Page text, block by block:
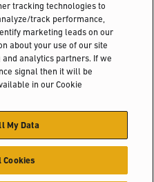
งานที่ชาญฉ...
ะยกสูง
ลม
Inc., all rights reserved.
การใช้งานที่ยอมรับได้
tracking technologies to
track performance,
marketing leads on our
about your use of our site
analytics partners. If we
signal then it will be
in our Cookie
My Data
Cookies